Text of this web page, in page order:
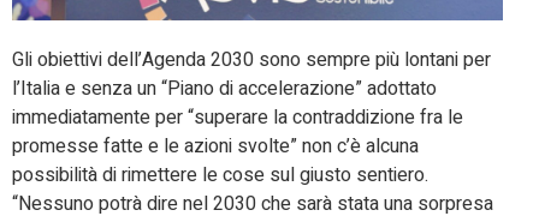
Gli obiettivi dell’Agenda 2030 sono sempre più lontani per
l’Italia e senza un “Piano di accelerazione” adottato
immediatamente per “superare la contraddizione fra le
promesse fatte e le azioni svolte” non c’è alcuna
possibilità di rimettere le cose sul giusto sentiero.
“Nessuno potrà dire nel 2030 che sarà stata una sorpresa